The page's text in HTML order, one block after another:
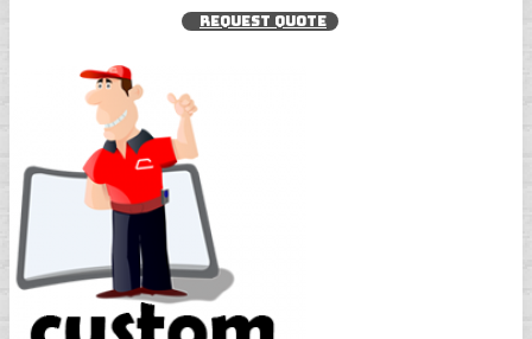
REQUEST QUOTE